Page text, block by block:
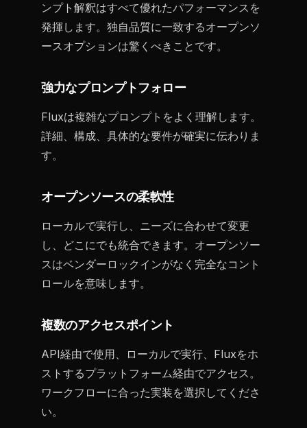
ンプト解釈はすべて優れたパフォーマンスを
発揮します。独自品質に一致するオープンソ
ースオプションは驚くべきことです。
強力なプロンプトフォロー
Fluxは複雑なプロンプトをよく理解します。
詳細、構成、具体的な要件が確実に伝わりま
す。
オープンソースの柔軟性
ローカルで実行し、ニーズに合わせて変更
し、どこにでも統合できます。オープンソー
スはベンダーロックインがなく完全なコント
ロールを意味します。
複数のアクセスポイント
API経由で使用、ローカルで実行、Fluxをホ
ストするプラットフォーム経由でアクセス。
ワークフローに合った実装を選択してくださ
い。